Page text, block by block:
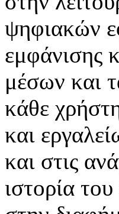
ψηφιακών
εμφάνισης
μέσων και
κάθε
και
και στις
ιστορία